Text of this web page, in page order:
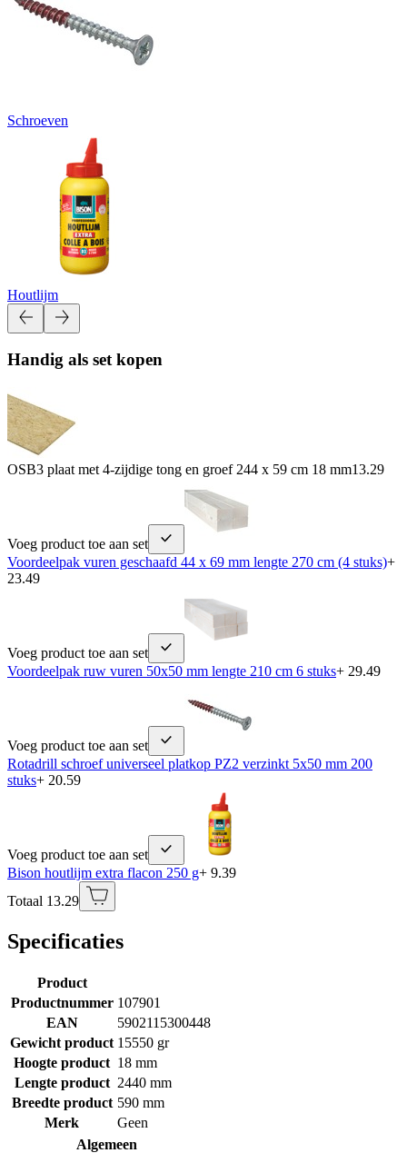
Schroeven
Houtlijm
Handig als set kopen
OSB3 plaat met 4-zijdige tong en groef 244 x 59 cm 18 mm13.29
Voeg product toe aan set
Voordeelpak vuren geschaafd 44 x 69 mm lengte 270 cm (4 stuks)+
23.49
Voeg product toe aan set
Voordeelpak ruw vuren 50x50 mm lengte 210 cm 6 stuks+ 29.49
Voeg product toe aan set
Rotadrill schroef universeel platkop PZ2 verzinkt 5x50 mm 200
stuks+ 20.59
Voeg product toe aan set
Bison houtlijm extra flacon 250 g+ 9.39
Totaal 13.29
Specificaties
Product
Productnummer 107901
EAN
5902115300448
Gewicht product 15550 gr
Hoogte product 18 mm
Lengte product 2440 mm
Breedte product 590 mm
Merk
Geen
Algemeen